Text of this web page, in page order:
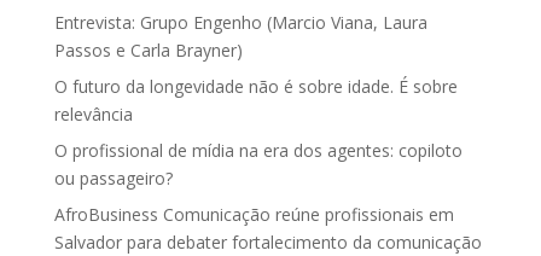
Entrevista: Grupo Engenho (Marcio Viana, Laura
Passos e Carla Brayner)
O futuro da longevidade não é sobre idade. É sobre
relevância
O profissional de mídia na era dos agentes: copiloto
ou passageiro?
AfroBusiness Comunicação reúne profissionais em
Salvador para debater fortalecimento da comunicação